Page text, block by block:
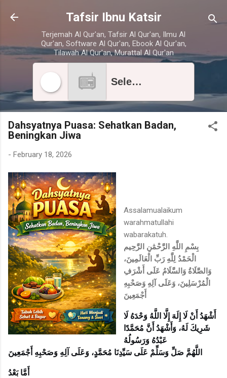
Skip to main content
Tafsir Ibnu Katsir
Terjemah Al Qur'an, Tafsir Al Qur'an, Ilmu Al
Qur'an, Software Al Qur'an, Ebook Al Qur'an,
Tilawah Al Qur'an, Murattal Al Qur'an
Select radio station
Dahsyatnya Puasa: Sehatkan Badan,
Beningkan Jiwa
- February 18, 2026
Assalamualaikum
warahmatullahi
wabarakatuh.
بِسْمِ اللَّهِ الرَّحْمَٰنِ الرَّحِيم
الْحَمْدُ لِلَّهِ رَبِّ الْعَالَمِينَ،
وَالصَّلَاةُ وَالسَّلَامُ عَلَى أَشْرَفِ
الْمُرْسَلِينَ، وَعَلَى آلِهِ وَصَحْبِهِ
أَجْمَعِينَ
أَشْهَدُ أَنْ لَا إِلَهَ إِلَّا اللَّهُ وَحْدَهُ لَا
شَرِيكَ لَهُ، وَأَشْهَدُ أَنَّ مُحَمَّدًا
عَبْدُهُ وَرَسُولُهُ
اللَّهُمَّ صَلِّ وَسَلِّمْ عَلَى سَيِّدِنَا مُحَمَّدٍ، وَعَلَى آلِهِ وَصَحْبِهِ أَجْمَعِينَ
أَمَّا بَعْدُ